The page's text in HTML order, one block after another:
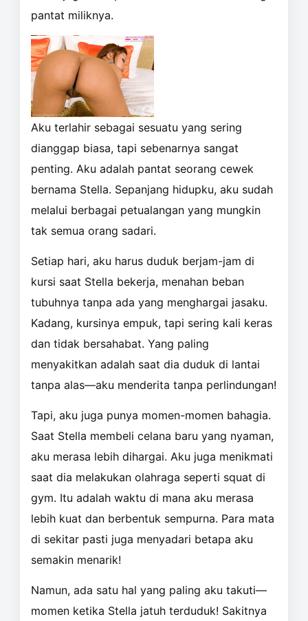
pantat miliknya.
Aku terlahir sebagai sesuatu yang sering
dianggap biasa, tapi sebenarnya sangat
penting. Aku adalah pantat seorang cewek
bernama Stella. Sepanjang hidupku, aku sudah
melalui berbagai petualangan yang mungkin
tak semua orang sadari.
Setiap hari, aku harus duduk berjam-jam di
kursi saat Stella bekerja, menahan beban
tubuhnya tanpa ada yang menghargai jasaku.
Kadang, kursinya empuk, tapi sering kali keras
dan tidak bersahabat. Yang paling
menyakitkan adalah saat dia duduk di lantai
tanpa alas—aku menderita tanpa perlindungan!
Tapi, aku juga punya momen-momen bahagia.
Saat Stella membeli celana baru yang nyaman,
aku merasa lebih dihargai. Aku juga menikmati
saat dia melakukan olahraga seperti squat di
gym. Itu adalah waktu di mana aku merasa
lebih kuat dan berbentuk sempurna. Para mata
di sekitar pasti juga menyadari betapa aku
semakin menarik!
Namun, ada satu hal yang paling aku takuti—
momen ketika Stella jatuh terduduk! Sakitnya